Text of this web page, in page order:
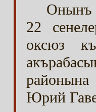
Онынъ
22
оксюз
Юрий